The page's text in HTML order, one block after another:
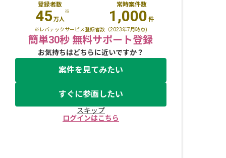
登録者数
45万人
※
常時案件数
1,000 件
※レバテックサービス登録者数（2023年7月時点)
簡単30秒 無料サポート登録
お気持ちはどちらに近いですか？
案件を見てみたい
すぐに参画したい
スキップ
ログインはこちら